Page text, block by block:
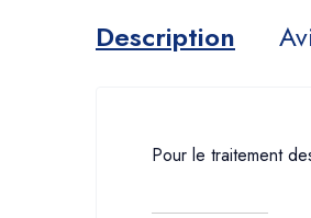
Description
Pour le traitement